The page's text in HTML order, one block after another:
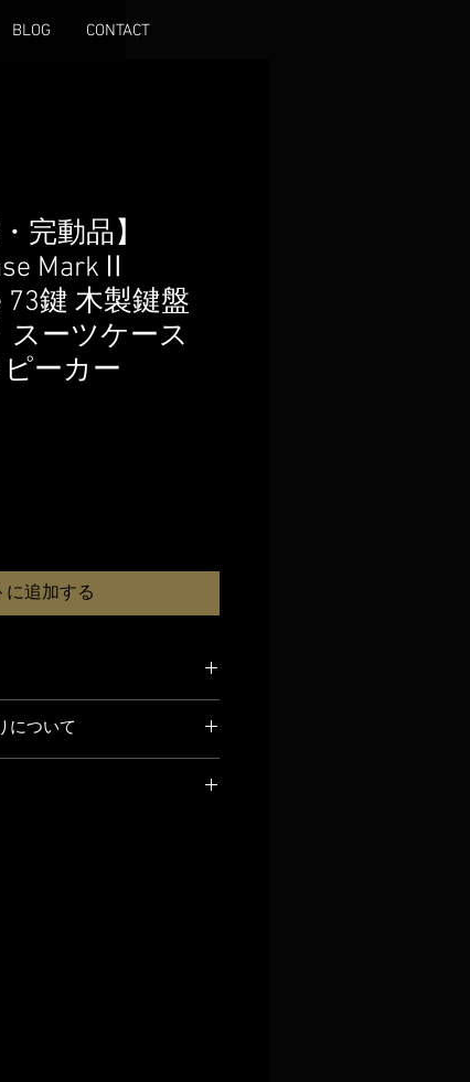
BLOG CONTACT
完動品】
MarkⅡ
73鍵 木製鍵盤
スーツケース
ーカー
に追加する
ージ楽器のため、通常の宅配
りません。以下いずれかの方
ります。積み込み時は必要に
について
く、現状で全鍵盤から問題な
力としてご検討ください。
通費､宿泊費等は別】